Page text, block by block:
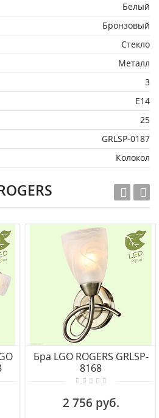
Белый
Бронзовый
Стекло
Металл
3
E14
25
GRLSP-0187
Колокол
Бра LGO ROGERS GRLSP-
8168
2 756 руб.